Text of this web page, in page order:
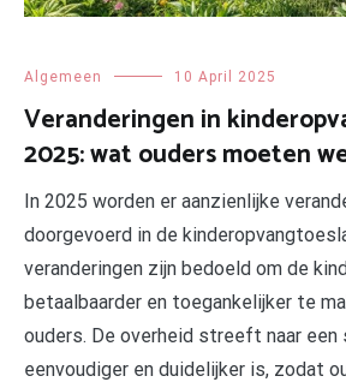
Algemeen 10 April 2025
Veranderingen in
2025: wat ouders moeten
In 2025 worden er aanzienlijke
doorgevoerd in de
veranderingen zijn bedoeld om de
betaalbaarder en toegankelijker te
ouders. De overheid streeft naar
eenvoudiger en duidelijker is, zodat